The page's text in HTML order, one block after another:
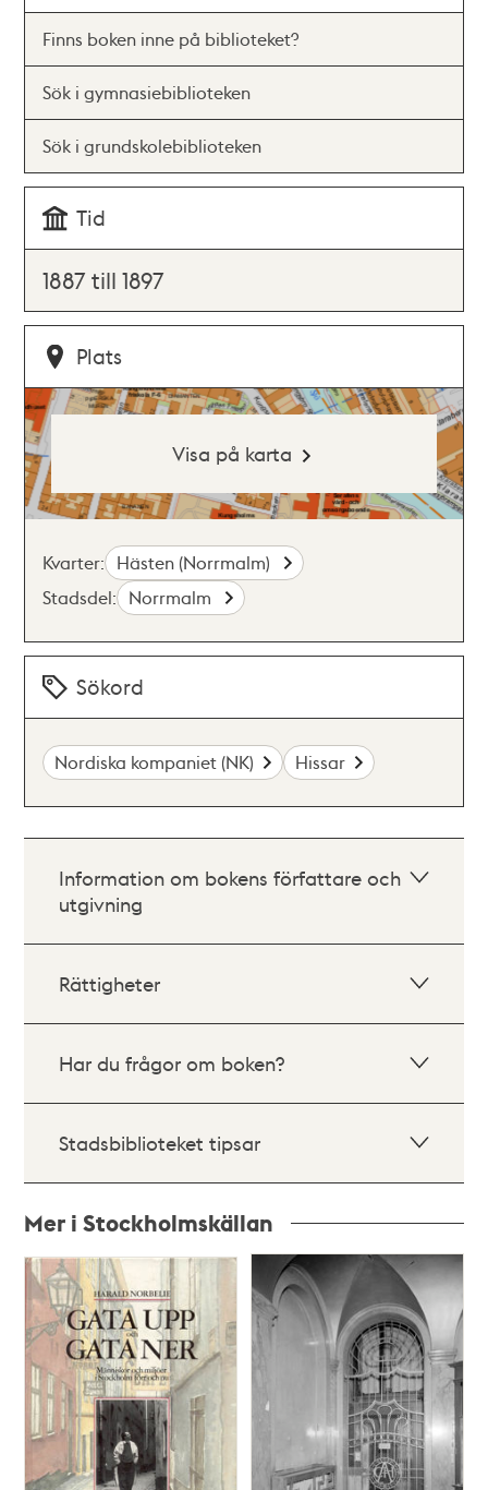
Finns boken inne på biblioteket?
Sök i gymnasiebiblioteken
Sök i grundskolebiblioteken
Tid
1887 till 1897
Plats
Visa på karta
Kvarter: Hästen (Norrmalm)
Stadsdel: Norrmalm
Sökord
Nordiska kompaniet (NK) Hissar
Information om bokens författare och
utgivning
Rättigheter
Har du frågor om boken?
Stadsbiblioteket tipsar
Mer i Stockholmskällan
Relaterade
poster
och
teman